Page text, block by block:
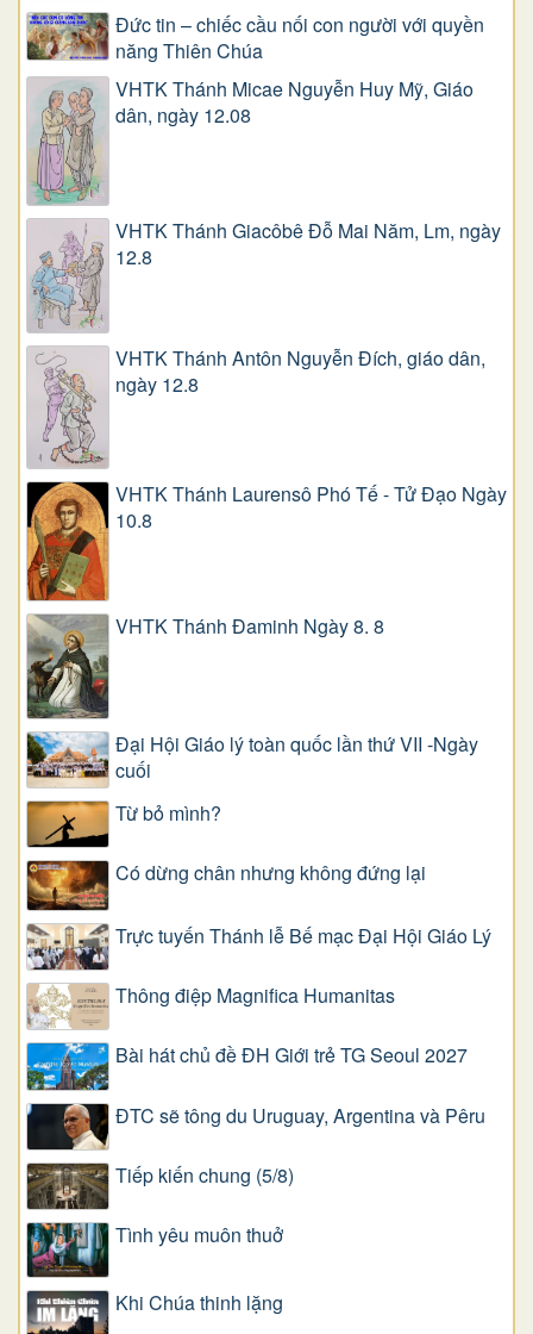
Đức tin – chiếc cầu nối con người với quyền
năng Thiên Chúa
VHTK Thánh Micae Nguyễn Huy Mỹ, Giáo
dân, ngày 12.08
VHTK Thánh Giacôbê Ðỗ Mai Năm, Lm, ngày
12.8
VHTK Thánh Antôn Nguyễn Ðích, giáo dân,
ngày 12.8
VHTK Thánh Laurensô Phó Tế - Tử Đạo Ngày
10.8
VHTK Thánh Đaminh Ngày 8. 8
Đại Hội Giáo lý toàn quốc lần thứ VII -Ngày
cuối
Từ bỏ mình?
Có dừng chân nhưng không đứng lại
Trực tuyến Thánh lễ Bế mạc Đại Hội Giáo Lý
Thông điệp Magnifica Humanitas
Bài hát chủ đề ĐH Giới trẻ TG Seoul 2027
ĐTC sẽ tông du Uruguay, Argentina và Pêru
Tiếp kiến chung (5/8)
Tình yêu muôn thuở
Khi Chúa thinh lặng